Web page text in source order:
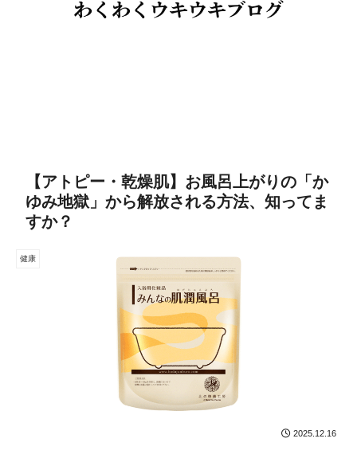
【アトピー・乾燥肌】お風呂上がりの「か
ゆみ地獄」から解放される方法、知ってま
すか？
健康
2025.12.16